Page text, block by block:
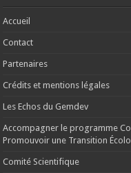
Accueil
Contact
Partenaires
Crédits et mentions légales
Les Echos du Gemdev
Accompagner le programme
Promouvoir une Transition
Comité Scientifique